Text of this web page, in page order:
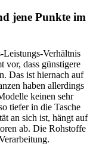
jene Punkte im
Leistungs-Verhältnis
vor, dass günstigere
Das ist hiernach auf
haben allerdings
keinen sehr
tiefer in die Tasche
an sich ist, hängt auf
ab. Die Rohstoffe